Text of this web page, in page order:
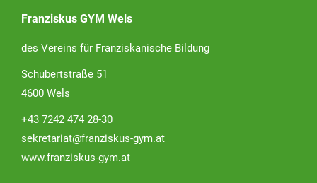
Franziskus GYM Wels
des Vereins für Franziskanische Bildung
Schubertstraße 51
4600 Wels
+43 7242 474 28-30
sekretariat@franziskus-gym.at
www.franziskus-gym.at